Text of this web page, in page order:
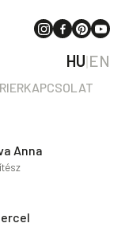
HU|EN
KAPCSOLAT
Anna